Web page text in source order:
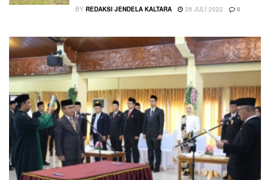
BY REDAKSI JENDELA KALTARA 28 JULI 2022 0